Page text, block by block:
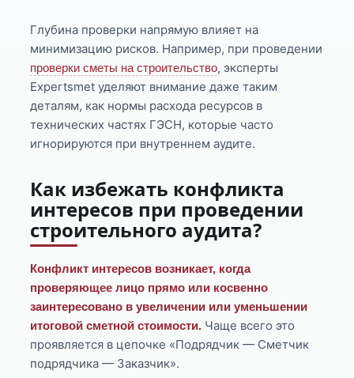
Глубина проверки напрямую влияет на
минимизацию рисков. Например, при проведении
проверки сметы на строительство, эксперты
Expertsmet уделяют внимание даже таким
деталям, как нормы расхода ресурсов в
технических частях ГЭСН, которые часто
игнорируются при внутреннем аудите.
Как избежать конфликта
интересов при проведении
строительного аудита?
Конфликт интересов возникает, когда
проверяющее лицо прямо или косвенно
заинтересовано в увеличении или уменьшении
итоговой сметной стоимости. Чаще всего это
проявляется в цепочке «Подрядчик — Сметчик
подрядчика — Заказчик».